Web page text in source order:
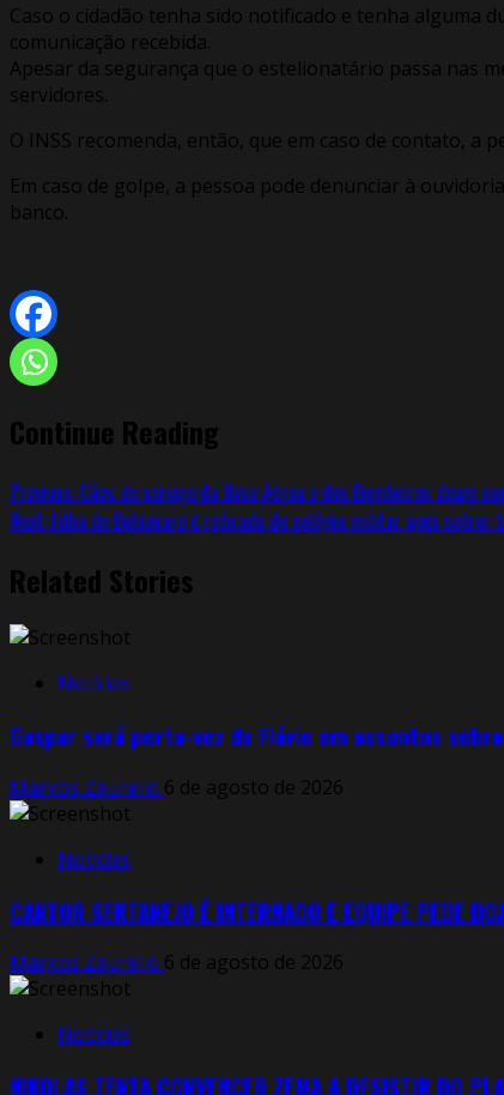
Caso o cidadão tenha sido notificado e tenha alguma
comunicação recebida.
Apesar da segurança que o estelionatário passa nas
servidores.
O INSS recomenda, então, que em caso de contato,
Em caso de golpe, a pessoa pode denunciar à
banco.
Continue Reading
Previous: Cães de serviço da Base Aérea e dos Bombeiros doam
Next: Filha de Bolsonaro é retirada de colégio militar após sofrer
Related Stories
Notícias
Gaspar será porta-voz de Flávio em assuntos
Markos Zaurelio 6 de agosto de 2026
Notícias
CANTOR SERTANEJO É INTERNADO E EQUIPE PEDE
Markos Zaurelio 6 de agosto de 2026
Notícias
NIKOLAS TENTA CONVENCER ZEMA A DESISTIR DO